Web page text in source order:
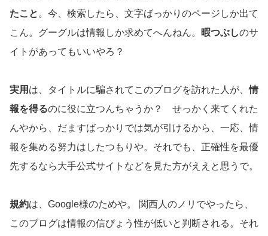
たこと 。今、検索したら、文字ばっかりのページしか出て
こん。グーグルは情報しか求めてへんねん。
暇つぶしのサ
イトがあってもいいやろ？
実用 は、タイトルに騙されてこのブログを訪れた人が、情
報を得るのに役に立つんちゃうか？ せっかく来てくれた
んやから、だますばっかりでは気が引けるから、一応、情
報を集める努力はしたつもりや。それでも、正確性を最優
先するなら大手公式サイトなどを見た方がええと思うで。
規約は、Google様のためや。 関西人のノリでやったら、
このブログは情報の信ぴょう性が低いと判断される。それ